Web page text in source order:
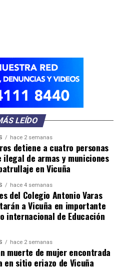
LEÍDO
hace 2 semanas
detiene a cuatro personas
ilegal de armas y municiones
en Vicuña
hace 4 semanas
del Colegio Antonio Varas
a Vicuña en importante
internacional de Educación
hace 2 semanas
muerte de mujer encontrada
en sitio eriazo de Vicuña